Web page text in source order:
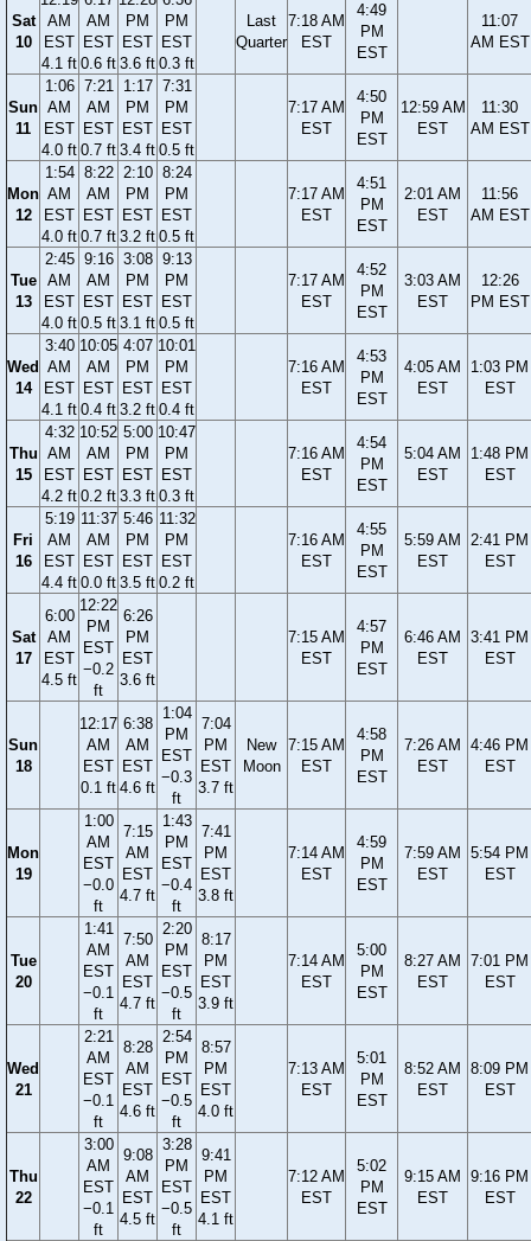
Sat
10
AM
EST
4.1 ft
AM
EST
0.6 ft
PM
EST
3.6 ft
PM
EST
0.3 ft
Last
Quarter
7:18 AM
EST
4:49
PM
EST
11:07
AM EST
Sun
11
1:06
AM
EST
4.0 ft
7:21
AM
EST
0.7 ft
1:17
PM
EST
3.4 ft
7:31
PM
EST
0.5 ft
7:17 AM
EST
4:50
PM
EST
12:59 AM
EST
11:30
AM EST
Mon
12
1:54
AM
EST
4.0 ft
8:22
AM
EST
0.7 ft
2:10
PM
EST
3.2 ft
8:24
PM
EST
0.5 ft
7:17 AM
EST
4:51
PM
EST
2:01 AM
EST
11:56
AM EST
Tue
13
2:45
AM
EST
4.0 ft
9:16
AM
EST
0.5 ft
3:08
PM
EST
3.1 ft
9:13
PM
EST
0.5 ft
7:17 AM
EST
4:52
PM
EST
3:03 AM
EST
12:26
PM EST
Wed
14
3:40
AM
EST
4.1 ft
10:05
AM
EST
0.4 ft
4:07
PM
EST
3.2 ft
10:01
PM
EST
0.4 ft
7:16 AM
EST
4:53
PM
EST
4:05 AM
EST
1:03 PM
EST
Thu
15
4:32
AM
EST
4.2 ft
10:52
AM
EST
0.2 ft
5:00
PM
EST
3.3 ft
10:47
PM
EST
0.3 ft
7:16 AM
EST
4:54
PM
EST
5:04 AM
EST
1:48 PM
EST
Fri
16
5:19
AM
EST
4.4 ft
11:37
AM
EST
0.0 ft
5:46
PM
EST
3.5 ft
11:32
PM
EST
0.2 ft
7:16 AM
EST
4:55
PM
EST
5:59 AM
EST
2:41 PM
EST
Sat
17
6:00
AM
EST
4.5 ft
12:22
PM
EST
−0.2
ft
6:26
PM
EST
3.6 ft
7:15 AM
EST
4:57
PM
EST
6:46 AM
EST
3:41 PM
EST
Sun
18
12:17
AM
EST
0.1 ft
6:38
AM
EST
4.6 ft
1:04
PM
EST
−0.3
ft
7:04
PM
EST
3.7 ft
New
Moon
7:15 AM
EST
4:58
PM
EST
7:26 AM
EST
4:46 PM
EST
Mon
19
1:00
AM
EST
−0.0
ft
7:15
AM
EST
4.7 ft
1:43
PM
EST
−0.4
ft
7:41
PM
EST
3.8 ft
7:14 AM
EST
4:59
PM
EST
7:59 AM
EST
5:54 PM
EST
Tue
20
1:41
AM
EST
−0.1
ft
7:50
AM
EST
4.7 ft
2:20
PM
EST
−0.5
ft
8:17
PM
EST
3.9 ft
7:14 AM
EST
5:00
PM
EST
8:27 AM
EST
7:01 PM
EST
Wed
21
2:21
AM
EST
−0.1
ft
8:28
AM
EST
4.6 ft
2:54
PM
EST
−0.5
ft
8:57
PM
EST
4.0 ft
7:13 AM
EST
5:01
PM
EST
8:52 AM
EST
8:09 PM
EST
Thu
22
3:00
AM
EST
−0.1
ft
9:08
AM
EST
4.5 ft
3:28
PM
EST
−0.5
ft
9:41
PM
EST
4.1 ft
7:12 AM
EST
5:02
PM
EST
9:15 AM
EST
9:16 PM
EST